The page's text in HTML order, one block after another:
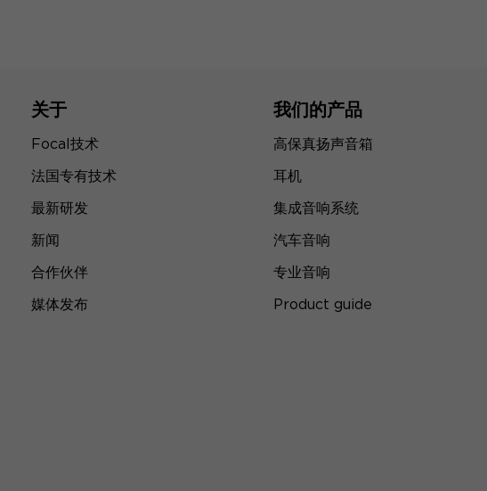
关于
Focal技术
法国专有技术
最新研发
新闻
合作伙伴
媒体发布
我们的产品
高保真扬声音箱
耳机
集成音响系统
汽车音响
专业音响
Product guide